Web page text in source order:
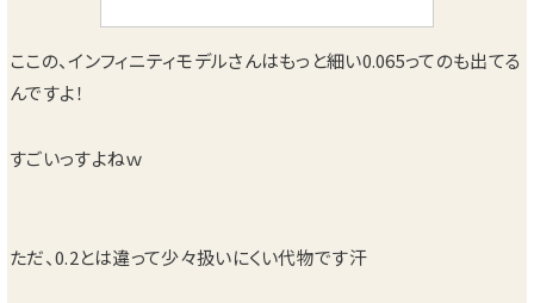
ここの、インフィニティモデルさんはもっと細い0.065ってのも出てる
んですよ！
すごいっすよねｗ
ただ、0.2とは違って少々扱いにくい代物です汗